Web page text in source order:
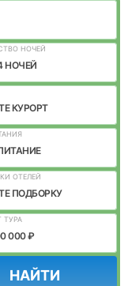
НОЧЕЙ
НОЧЕЙ
КУРОРТ
ОТЕЛЕЙ
ПОДБОРКУ
ТУРА
000 ₽
НАЙТИ